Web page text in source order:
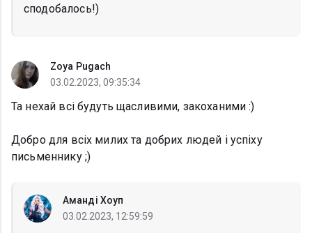
сподобалось!)
Zoya Pugach
03.02.2023, 09:35:34
Та нехай всі будуть щасливими, закоханими :)
Добро для всіх милих та добрих людей і успіху
письменнику ;)
Аманді Хоуп
03.02.2023, 12:59:59